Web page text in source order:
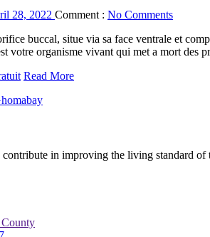
28, 2022 Comment : No Comments
buccal, situe via sa face ventrale et
votre organisme vivant qui met a mort des
Read More
in improving the living standard